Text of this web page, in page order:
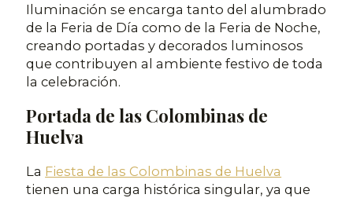
Iluminación se encarga tanto del alumbrado
de la Feria de Día como de la Feria de Noche,
creando portadas y decorados luminosos
que contribuyen al ambiente festivo de toda
la celebración.
Portada de las Colombinas de
Huelva
La Fiesta de las Colombinas de Huelva
tienen una carga histórica singular, ya que